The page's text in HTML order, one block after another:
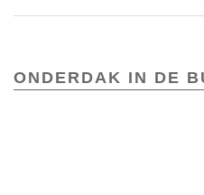
ONDERDAK IN DE